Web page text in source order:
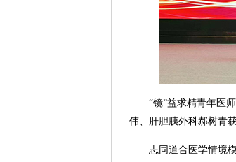
“镜”益求精青年医
伟、肝胆胰外科郝树青获
志同道合医学情境